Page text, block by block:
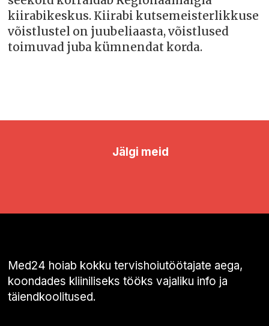
kiirabikeskus. Kiirabi kutsemeisterlikkuse
võistlustel on juubeliaasta, võistlused
toimuvad juba kümnendat korda.
Jälgi meid
Med24 hoiab kokku tervishoiutöötajate aega,
koondades kliiniliseks tööks vajaliku info ja
täiendkoolitused.